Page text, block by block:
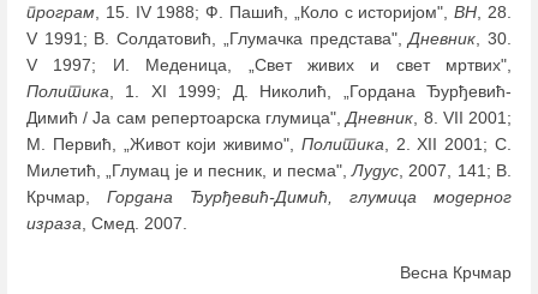
програм , 15. IV 1988; Ф. Пашић, „Коло с историјом",ВН , 28.
V 1991; В. Солдатовић, „Глумачка представа",Дневник , 30.
V 1997; И. Меденица, „Свет живих и свет мртвих",
Политика , 1. XI 1999; Д. Николић, „Гордана Ђурђевић-
Димић / Ја сам репертоарска глумица",Дневник , 8. VII 2001;
М. Первић, „Живот који живимо", Политика , 2. XII 2001; С.
Милетић, „Глумац је и песник, и песма",Лудус , 2007, 141; В.
Крчмар, Гордана Ђурђевић-Димић, глумица модерног
израза , Смед. 2007.
Весна Крчмар